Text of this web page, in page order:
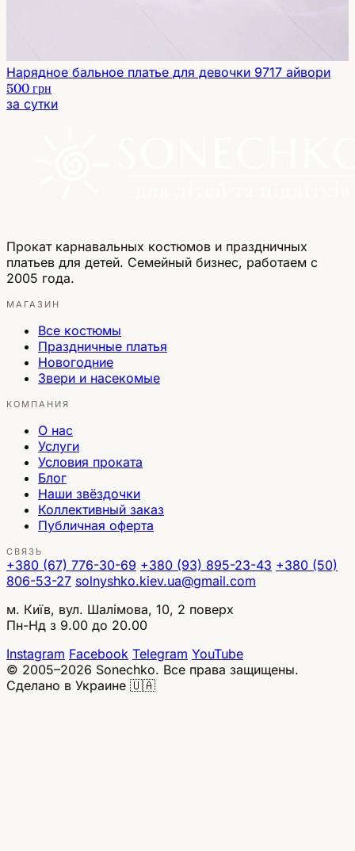
Нарядное бальное платье для девочки 9717 айвори
500 грн
за сутки
Прокат карнавальных костюмов и праздничных
платьев для детей. Семейный бизнес, работаем с
2005 года.
МАГАЗИН
Все костюмы
Праздничные платья
Новогодние
Звери и насекомые
КОМПАНИЯ
О нас
Услуги
Условия проката
Блог
Наши звёздочки
Коллективный заказ
Публичная оферта
СВЯЗЬ
+380 (67) 776-30-69 +380 (93) 895-23-43 +380 (50)
806-53-27 solnyshko.kiev.ua@gmail.com
м. Київ, вул. Шалімова, 10, 2 поверх
Пн-Нд з 9.00 до 20.00
Instagram Facebook Telegram YouTube
© 2005–2026 Sonechko. Все права защищены.
Сделано в Украине 🇺🇦